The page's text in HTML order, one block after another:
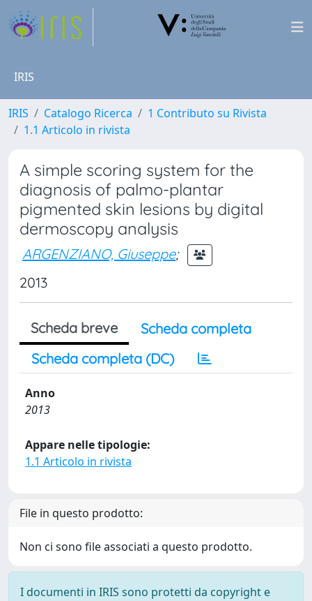
IRIS
IRIS Catalogo Ricerca
1 Contributo su Rivista
1.1 Articolo in rivista
A simple scoring system for the
diagnosis of palmo-plantar
pigmented skin lesions by digital
dermoscopy analysis
ARGENZIANO, Giuseppe;
2013
Scheda breve
Scheda completa
Scheda completa (DC)
Anno
2013
Appare nelle tipologie:
1.1 Articolo in rivista
File in questo prodotto:
Non ci sono file associati a questo prodotto.
I documenti in IRIS sono protetti da copyright e